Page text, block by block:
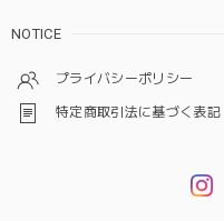
NOTICE
プライバシーポリシー
特定商取引法に基づく表記